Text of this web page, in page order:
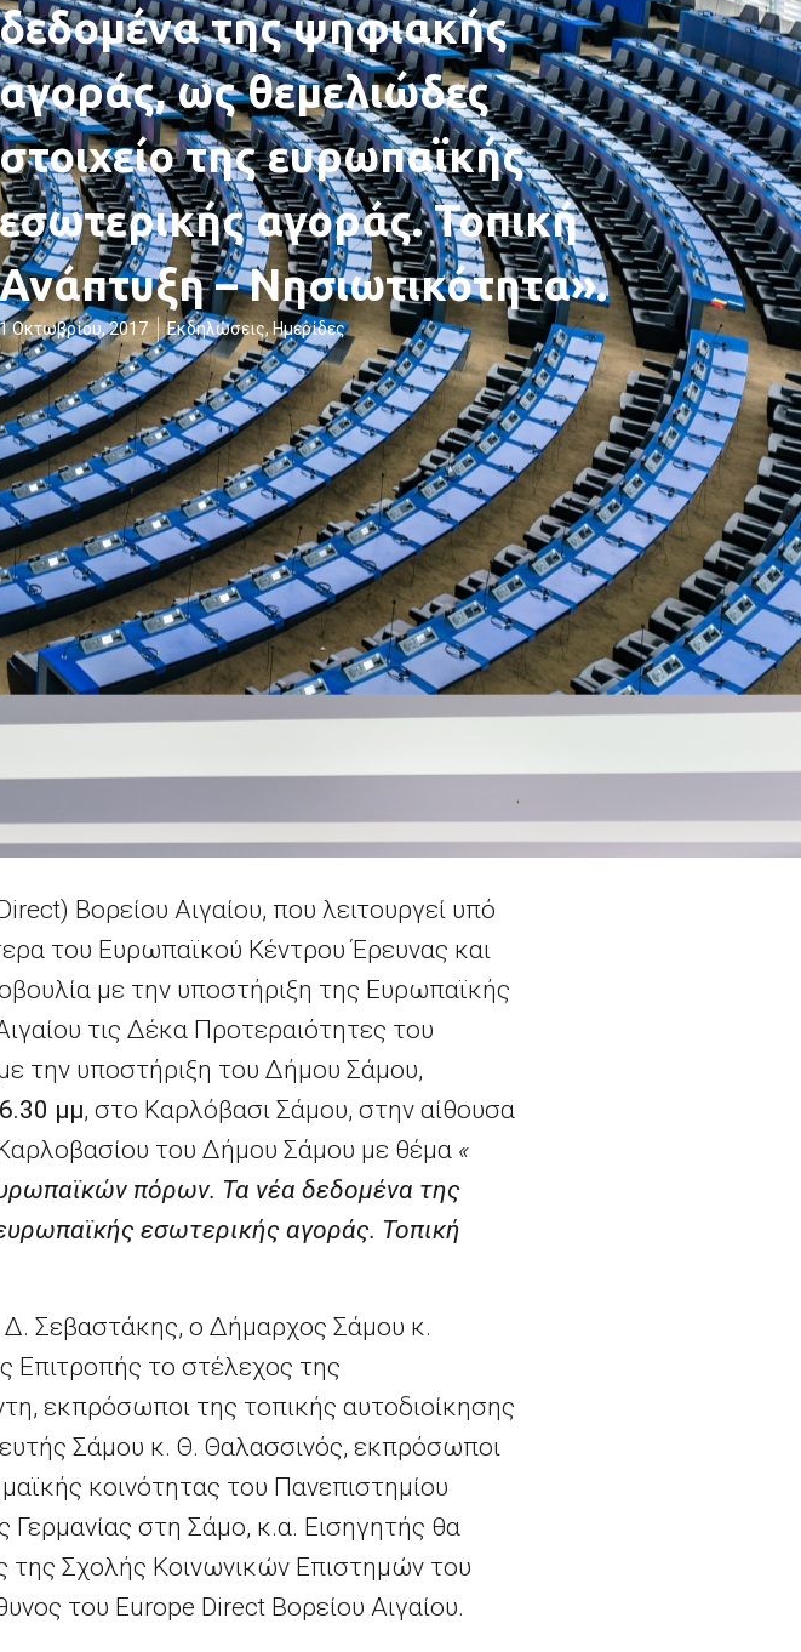
δεδομένα της ψηφιακής
αγοράς, ως θεμελιώδες
στοιχείο της ευρωπαϊκής
εσωτερικής αγοράς. Τοπική
Ανάπτυξη – Νησιωτικότητα».
1 Οκτωβρίου, 2017 Εκδηλώσεις,Ημερίδες
Βορείου Αιγαίου, που λειτουργεί υπό
του Ευρωπαϊκού Κέντρου Έρευνας και
με την υποστήριξη της Ευρωπαϊκής
τις Δέκα Προτεραιότητες του
την υποστήριξη του Δήμου Σάμου,
μμ, στο Καρλόβασι Σάμου, στην αίθουσα
του Δήμου Σάμου με θέμα «
πόρων. Τα νέα δεδομένα της
εσωτερικής αγοράς. Τοπική
Σεβαστάκης, ο Δήμαρχος Σάμου κ.
το στέλεχος της
εκπρόσωποι της τοπικής αυτοδιοίκησης
Σάμου κ. Θ. Θαλασσινός, εκπρόσωποι
κοινότητας του Πανεπιστημίου
Γερμανίας στη Σάμο, κ.α. Εισηγητής θα
της Σχολής Κοινωνικών Επιστημών του
του Europe Direct Βορείου Αιγαίου.